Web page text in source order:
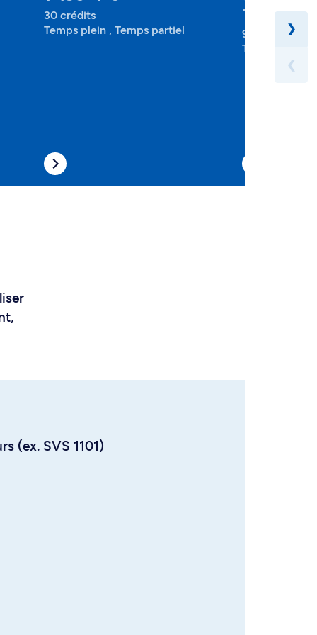
30 crédits
Temps plein , Temps partiel
1-199-1-0
90 crédits
Temps plein ,
❯
❮
(ex. SVS 1101)